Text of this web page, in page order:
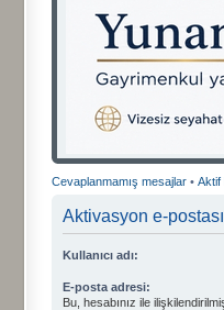
Cevaplanmamış mesajlar • Aktif
Aktivasyon e-
Kullanıcı adı:
E-posta adresi:
Bu, hesabınız ile